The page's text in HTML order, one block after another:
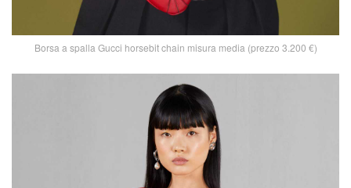
Borsa a spalla Gucci horsebit chain misura media (prezzo 3.200 €)